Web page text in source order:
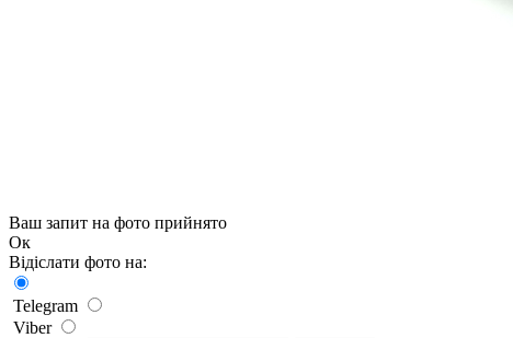
Ваш запит на фото прийнято
Ок
Відіслати фото на:
Telegram
Viber